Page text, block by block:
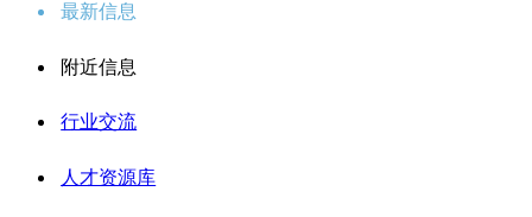
最新信息
附近信息
行业交流
人才资源库